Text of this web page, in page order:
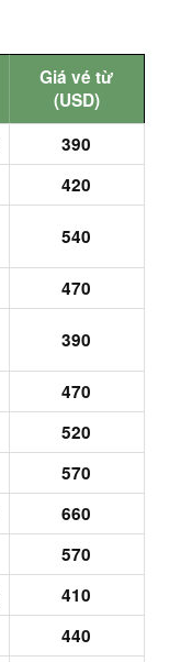
Giá vé từ
(USD)
390
420
540
470
390
470
520
570
660
570
410
440